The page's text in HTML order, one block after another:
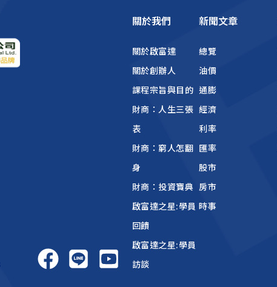
關於我們
關於啟富達
關於創辦人
課程宗旨與目的
財商：人生三張
表
財商：窮人怎翻
身
財商：投資寶典
啟富達之星:學員
回饋
啟富達之星:學員
訪談
新聞文章
總覽
油價
通膨
經濟
利率
匯率
股市
房市
時事